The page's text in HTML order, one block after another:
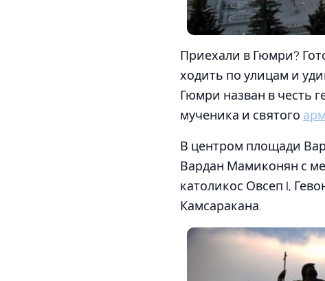
Приехали в Гюмри?
ходить по улицам и
Гюмри назван в честь
мученика и святого
В центром площади
Вардан Мамиконян с
католикос Овсеп I,
Камсаракана.